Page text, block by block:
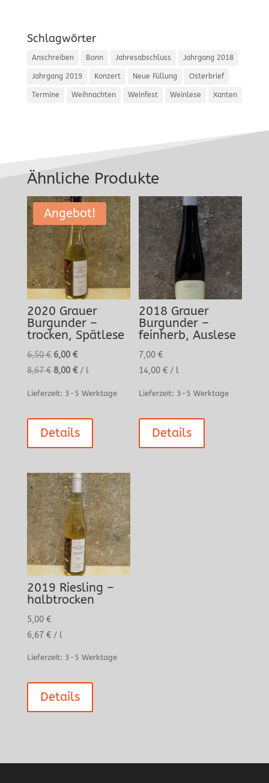
Schlagwörter
Anschreiben Bonn Jahresabschluss Jahrgang 2018
Jahrgang 2019 Konzert Neue Füllung Osterbrief
Termine Weihnachten Weinfest Weinlese Xanten
Ähnliche Produkte
Angebot!
2020 Grauer
Burgunder –
trocken, Spätlese
6,50€ Ursprünglicher
Preis
6,00 €Aktueller
Preis
8,67€ 8,00 €/ l
Lieferzeit: 3-5 Werktage
Details
2018 Grauer
Burgunder –
feinherb, Auslese
7,00€
14,00€ / l
Lieferzeit: 3-5 Werktage
Details
2019 Riesling –
halbtrocken
5,00 €
6,67 €/ l
Lieferzeit: 3-5 Werktage
Details